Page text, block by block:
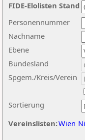
Nachname
Ebene
Sortierung
Personennummer
Bundesland
Spgem./Kreis/Verein
Vereinslisten:Wien
FIDE-Elolisten Stand